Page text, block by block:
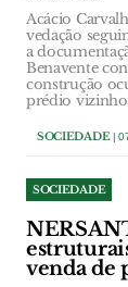
Acácio
vedação
a
Benavente
construção
prédio
SOCIEDADE|
SOCIEDADE
venda de